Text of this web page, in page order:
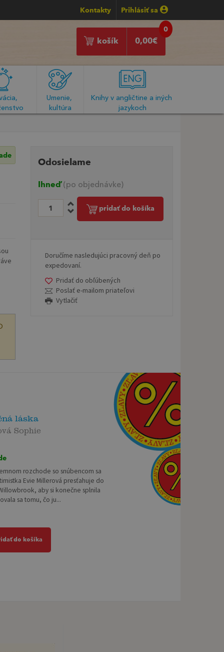
Kontakty Prihlásiť sa
0
0,00€
košík
Umenie,
kultúra
Knihy v angličtine a iných
jazykoch
Odosielame
Ihneď(po objednávke)
pridať do košíka
Doručíme nasledujúci pracovný deň po
expedovaní.
Pridať do obľúbených
Poslať e-mailom priateľovi
Vytlačiť
láska
Sophie
rozchode so snúbencom sa
Evie Millerová presťahuje do
aby si konečne splnila
sa tomu, čo ju...
do košíka